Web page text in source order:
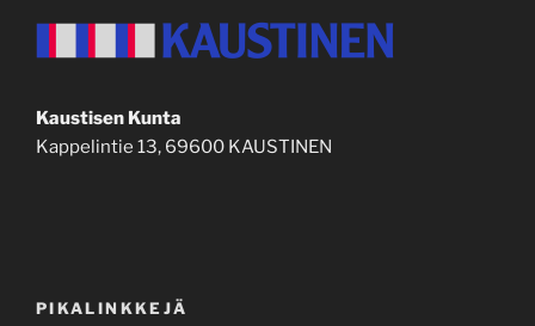
Kaustisen Kunta
Kappelintie 13, 69600 KAUSTINEN
PIKALINKKEJÄ